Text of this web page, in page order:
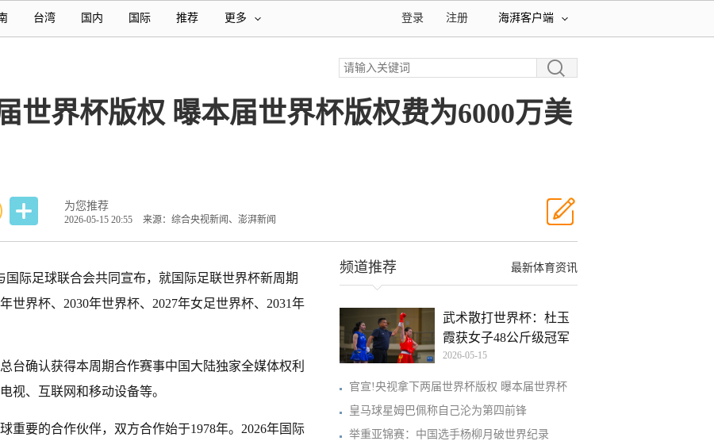
台湾 国内 国际 推荐 更多 海湃客户端
注册
登录
世界杯版权 曝本届世界杯版权费为6000万美
为您推荐
2026-05-15 20:55 来源：综合央视新闻、澎湃新闻
国际足球联合会共同宣布，就国际足联世界杯新周期
世界杯、2030年世界杯、2027年女足世界杯、2031年
台确认获得本周期合作赛事中国大陆独家全媒体权利
视、互联网和移动设备等。
重要的合作伙伴，双方合作始于1978年。2026年国际
最新体育资讯
频道推荐
武术散打世界杯：杜玉
霞获女子48公斤级冠军
2026-05-15
官宣!央视拿下两届世界杯版权 曝本届世界杯
皇马球星姆巴佩称自己沦为第四前锋
举重亚锦赛：中国选手杨柳月破世界纪录